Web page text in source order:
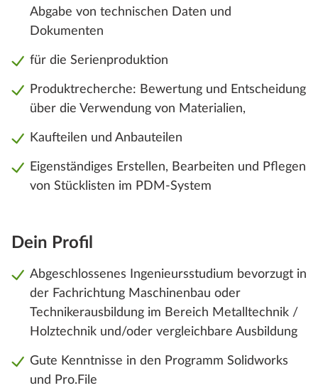
Abgabe von technischen Daten und
Dokumenten
für die Serienproduktion
Produktrecherche: Bewertung und Entscheidung
über die Verwendung von Materialien,
Kaufteilen und Anbauteilen
Eigenständiges Erstellen, Bearbeiten und Pflegen
von Stücklisten im PDM-System
Dein Profil
Abgeschlossenes Ingenieursstudium bevorzugt in
der Fachrichtung Maschinenbau oder
Technikerausbildung im Bereich Metalltechnik /
Holztechnik und/oder vergleichbare Ausbildung
Gute Kenntnisse in den Programm Solidworks
und Pro.File